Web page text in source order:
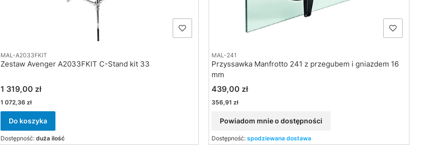
MAL-A2033FKIT
Zestaw Avenger A2033FKIT C-Stand kit 33
Cena
1 319,00 zł
Cena
1 072,36 zł
Do koszyka
Dostępność:duża ilość
MAL-241
Przyssawka Manfrotto 241 z przegubem i gniazdem 16
mm
Cena
439,00 zł
Cena
356,91 zł
Powiadom mnie o dostępności
Dostępność: spodziewana dostawa